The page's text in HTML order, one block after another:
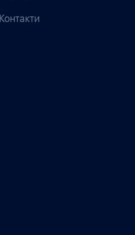
Контакти